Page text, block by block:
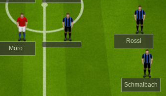
Rossi
Schmalbach
Moro